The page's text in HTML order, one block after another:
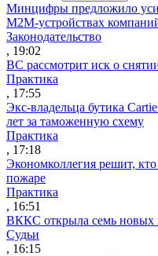
Минцифры предложило
M2M-устройствах
Законодательство
, 19:02
ВС рассмотрит иск о
Практика
, 17:55
Экс-владельца бутика
лет за таможенную схему
Практика
, 17:18
Экономколлегия решит,
пожаре
Практика
, 16:51
ВККС открыла семь новых
Судьи
, 16:15